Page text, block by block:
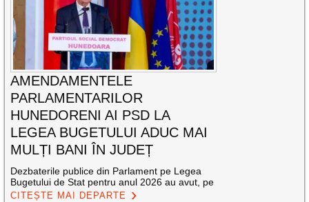
AMENDAMENTELE
PARLAMENTARILOR
HUNEDORENI AI PSD LA
LEGEA BUGETULUI ADUC MAI
MULȚI BANI ÎN JUDEȚ
Dezbaterile publice din Parlament pe Legea
Bugetului de Stat pentru anul 2026 au avut, pe
CITEȘTE MAI DEPARTE